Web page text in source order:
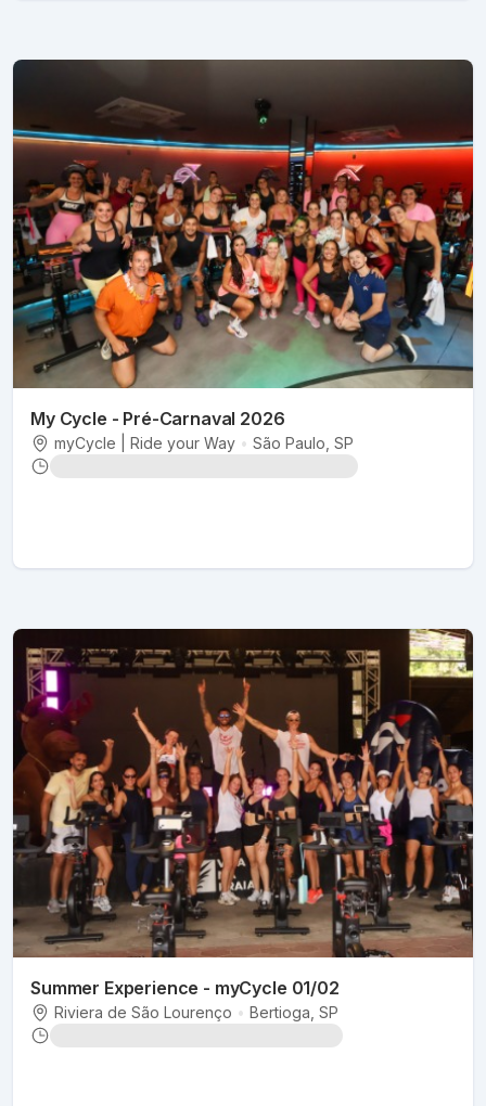
My Cycle - Pré-Carnaval 2026
myCycle | Ride your Way • São Paulo , SP
Summer Experience - myCycle 01/02
Riviera de São Lourenço • Bertioga , SP